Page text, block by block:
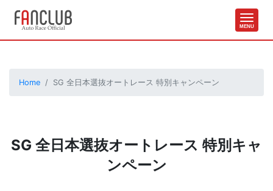
Home SG 全日本選抜オートレース 特別キャンペーン
SG 全日本選抜オートレース 特別キャ
ンペーン